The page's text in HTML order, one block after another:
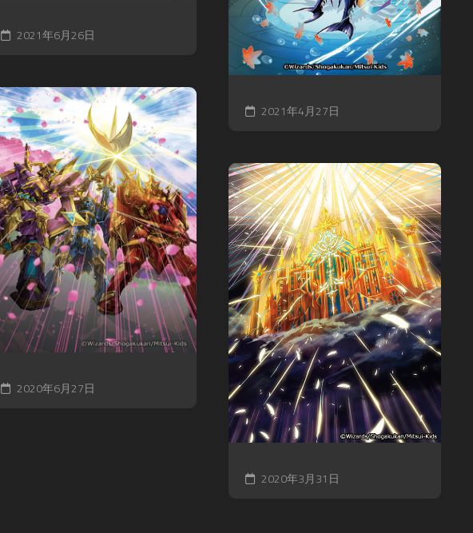
2021年6月26日
2021年4月27日
2020年6月27日
2020年3月31日